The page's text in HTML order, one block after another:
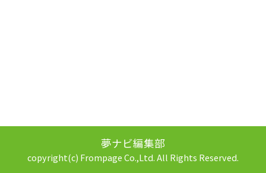
夢ナビ編集部
copyright(c) Frompage Co.,Ltd. All Rights Reserved.